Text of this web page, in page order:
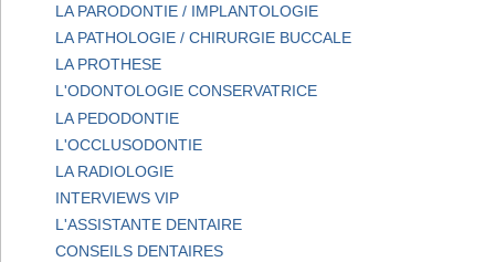
LA PARODONTIE / IMPLANTOLOGIE
LA PATHOLOGIE / CHIRURGIE BUCCALE
LA PROTHESE
L'ODONTOLOGIE CONSERVATRICE
LA PEDODONTIE
L'OCCLUSODONTIE
LA RADIOLOGIE
INTERVIEWS VIP
L'ASSISTANTE DENTAIRE
CONSEILS DENTAIRES